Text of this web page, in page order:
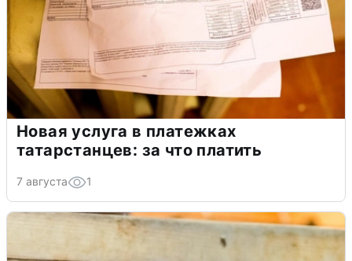
Новая услуга в платежках
татарстанцев: за что платить
7 августа 1